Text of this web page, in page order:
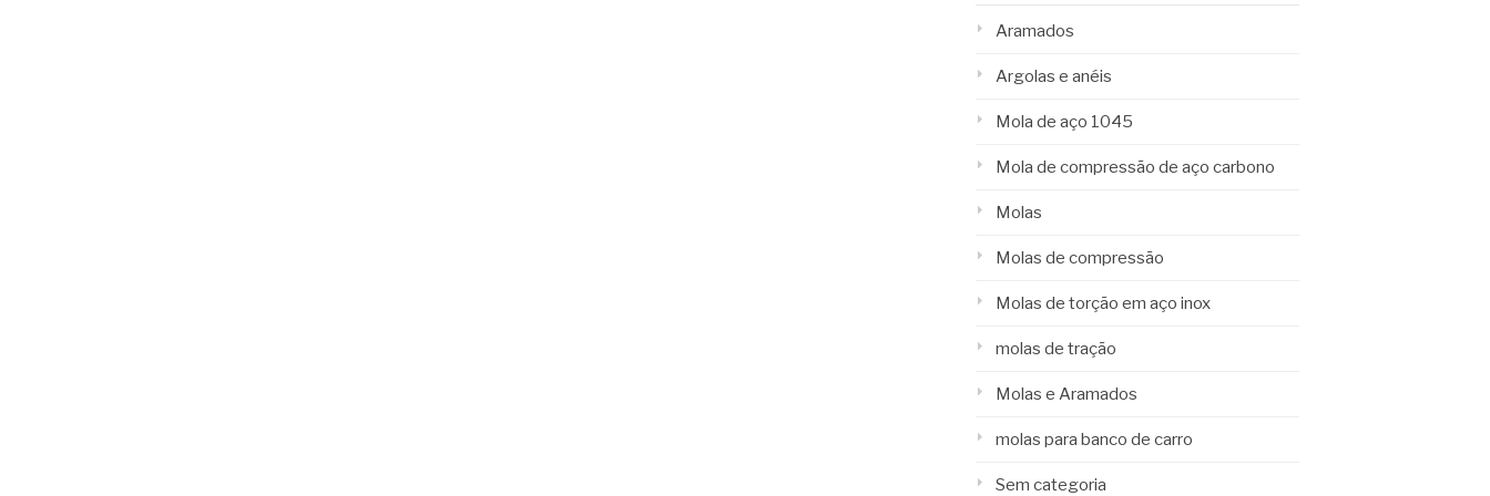
Aramados
Argolas e anéis
Mola de aço 1045
Mola de compressão de aço carbono
Molas
Molas de compressão
Molas de torção em aço inox
molas de tração
Molas e Aramados
molas para banco de carro
Sem categoria